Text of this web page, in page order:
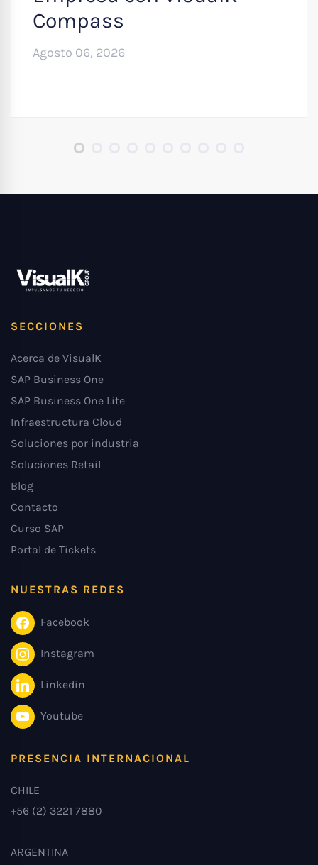
Compass
Agosto 06, 2026
SECCIONES
Acerca de VisualK
SAP Business One
SAP Business One Lite
Infraestructura Cloud
Soluciones por industria
Soluciones Retail
Blog
Contacto
Curso SAP
Portal de Tickets
NUESTRAS REDES
Facebook
Instagram
Linkedin
Youtube
PRESENCIA INTERNACIONAL
CHILE
+56 (2) 3221 7880
ARGENTINA